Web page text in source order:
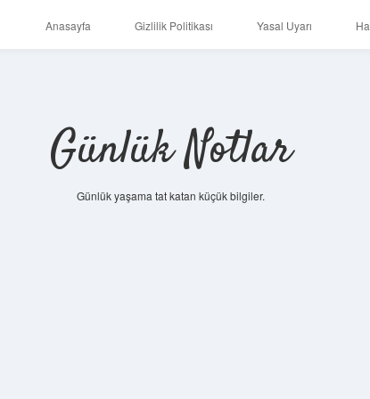
Anasayfa Gizlilik Politikası Yasal Uyarı
Günlük Notlar
Günlük yaşama tat katan küçük bilgiler.